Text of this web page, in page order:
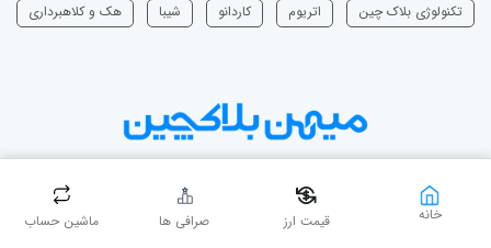
خانه قیمت ارز صرافی ها ماشین حساب
تکنولوژی بلاک چین
اتریوم ‌کاردانو شیبا هک و کلاهبرداری